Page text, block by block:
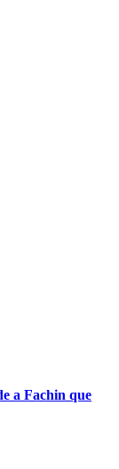
a Fachin que